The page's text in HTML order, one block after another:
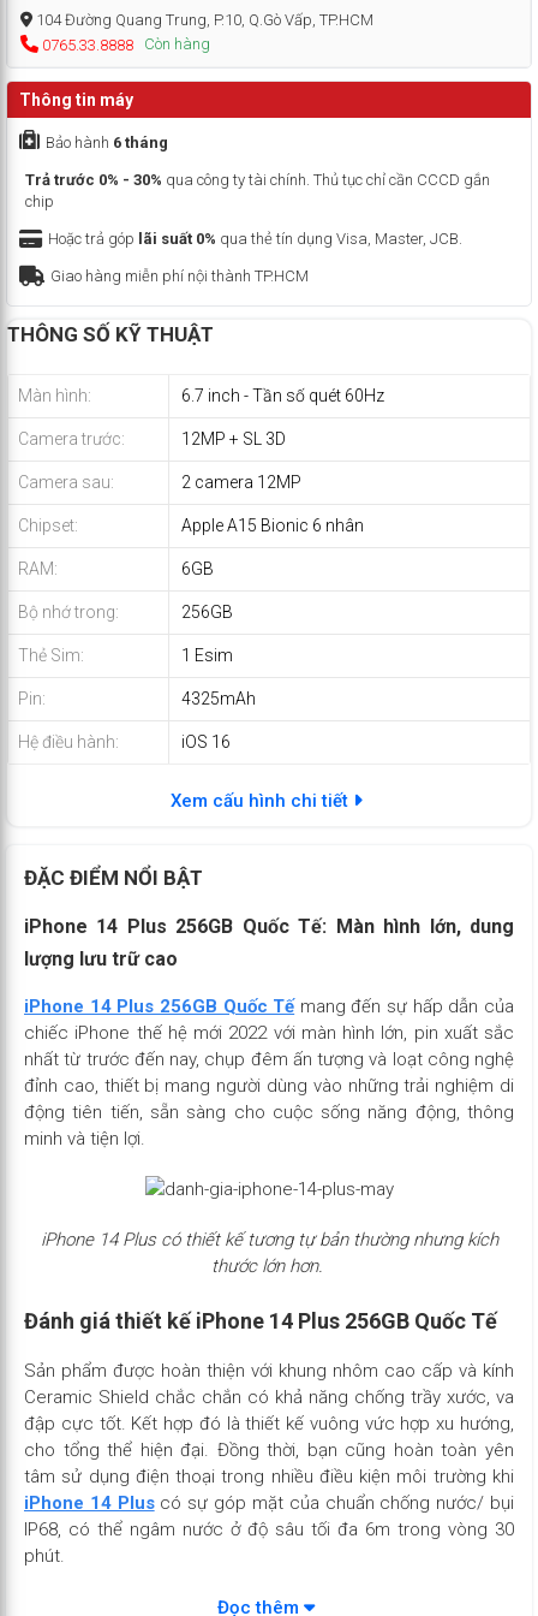
104 Đường Quang Trung, P.10, Q.Gò Vấp, TP.HCM
0765.33.8888
Còn hàng
Thông tin máy
Bảo hành 6 tháng
Trả trước 0% - 30% qua công ty tài chính. Thủ tục chỉ cần CCCD gắn
chip
Hoặc trả góp lãi suất 0% qua thẻ tín dụng Visa, Master, JCB.
Giao hàng miễn phí nội thành TP.HCM
THÔNG SỐ KỸ THUẬT
Màn hình: 6.7 inch - Tần số quét 60Hz
Camera trước: 12MP + SL 3D
Camera sau: 2 camera 12MP
Chipset: Apple A15 Bionic 6 nhân
RAM: 6GB
Bộ nhớ trong: 256GB
Thẻ Sim: 1 Esim
Pin: 4325mAh
Hệ điều hành: iOS 16
Xem cấu hình chi tiết
ĐẶC ĐIỂM NỔI BẬT
iPhone 14 Plus 256GB Quốc Tế: Màn hình lớn, dung
lượng lưu trữ cao
iPhone 14 Plus 256GB Quốc Tếmang đến sự hấp dẫn của
chiếc iPhone thế hệ mới 2022 với màn hình lớn, pin xuất sắc
nhất từ trước đến nay, chụp đêm ấn tượng và loạt công nghệ
đỉnh cao, thiết bị mang người dùng vào những trải nghiệm di
động tiên tiến, sẵn sàng cho cuộc sống năng động, thông
minh và tiện lợi.
iPhone 14 Plus có thiết kế tương tự bản thường nhưng kích
thước lớn hơn.
Đánh giá thiết kế iPhone 14 Plus 256GB Quốc Tế
Sản phẩm được hoàn thiện với khung nhôm cao cấp và kính
Ceramic Shield chắc chắn có khả năng chống trầy xước, va
đập cực tốt. Kết hợp đó là thiết kế vuông vức hợp xu hướng,
cho tổng thể hiện đại. Đồng thời, bạn cũng hoàn toàn yên
tâm sử dụng điện thoại trong nhiều điều kiện môi trường khi
iPhone 14 Pluscó sự góp mặt của chuẩn chống nước/ bụi
IP68, có thể ngâm nước ở độ sâu tối đa 6m trong vòng 30
phút.
Đọc thêm